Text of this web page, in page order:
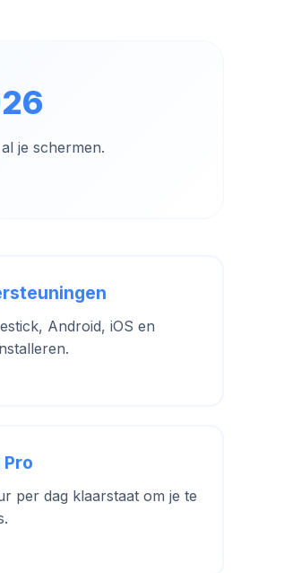
je schermen.
Android, iOS en
per dag klaarstaat om je te